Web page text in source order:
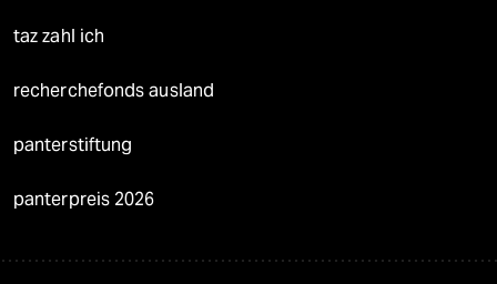
taz zahl ich
recherchefonds ausland
panterstiftung
panterpreis 2026